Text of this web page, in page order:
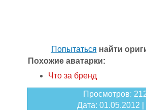
Попытаться найти
Похожие аватарки:
Что за бренд
Просмотров:
Дата: 01.05.2012 |